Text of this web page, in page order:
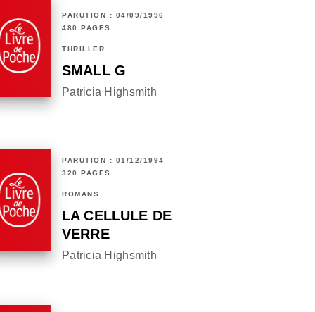
PARUTION : 04/09/1996
480 PAGES
THRILLER
SMALL G
Patricia Highsmith
PARUTION : 01/12/1994
320 PAGES
ROMANS
LA CELLULE DE
VERRE
Patricia Highsmith